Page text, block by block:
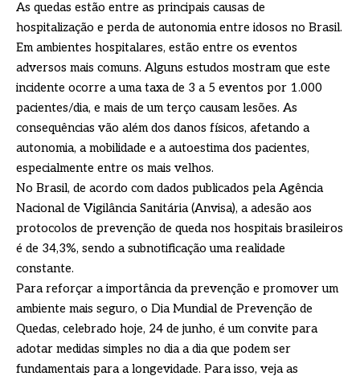
As quedas estão entre as principais causas de
hospitalização e perda de autonomia entre idosos no Brasil.
Em ambientes hospitalares, estão entre os eventos
adversos mais comuns. Alguns estudos mostram que este
incidente ocorre a uma taxa de 3 a 5 eventos por 1.000
pacientes/dia, e mais de um terço causam lesões. As
consequências vão além dos danos físicos, afetando a
autonomia, a mobilidade e a autoestima dos pacientes,
especialmente entre os mais velhos.
No Brasil, de acordo com dados publicados pela Agência
Nacional de Vigilância Sanitária (Anvisa), a adesão aos
protocolos de prevenção de queda nos hospitais brasileiros
é de 34,3%, sendo a subnotificação uma realidade
constante.
Para reforçar a importância da prevenção e promover um
ambiente mais seguro, o Dia Mundial de Prevenção de
Quedas, celebrado hoje, 24 de junho, é um convite para
adotar medidas simples no dia a dia que podem ser
fundamentais para a longevidade. Para isso, veja as